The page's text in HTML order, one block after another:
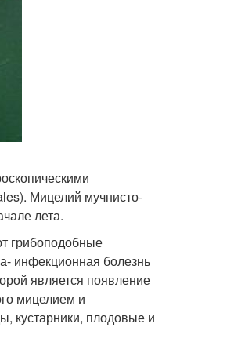
Мицелий мучнисто-
лета.
грибоподобные
инфекционная болезнь
является появление
мицелием и
кустарники, плодовые и